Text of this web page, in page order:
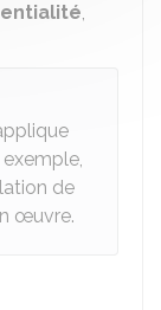
,
de
œuvre.